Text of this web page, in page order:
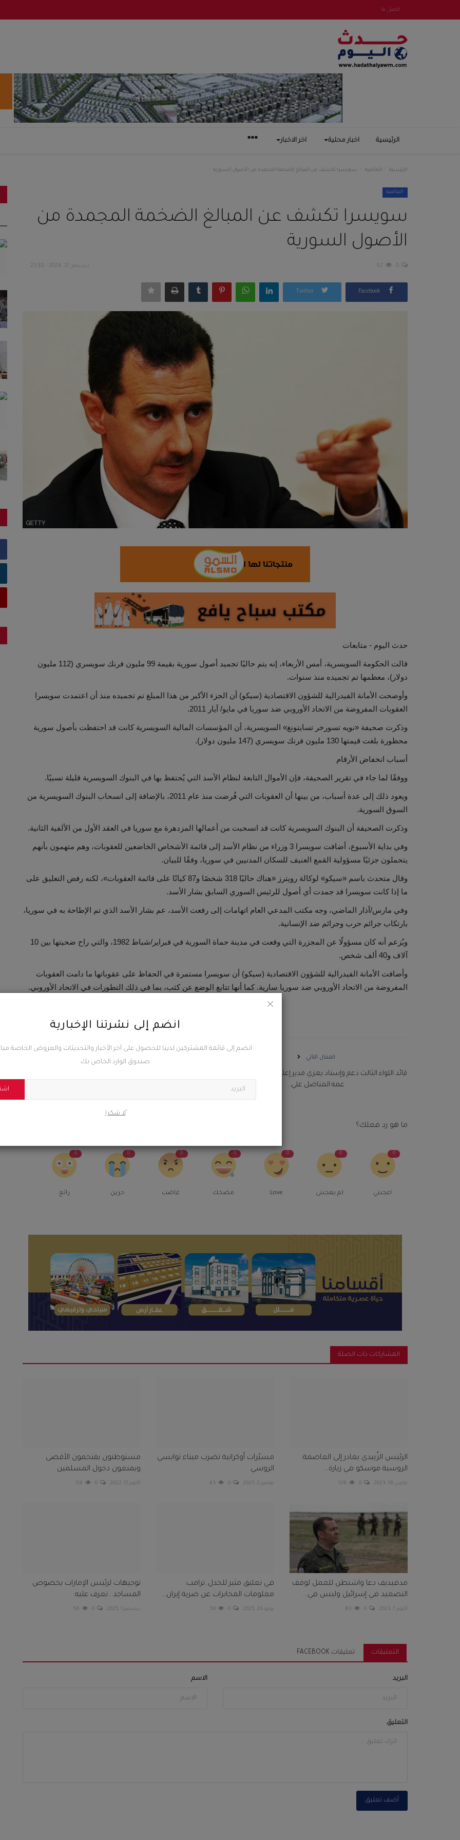
اتصل بنا
الرئيسية اخبار محلية اخر الاخبار
انضم إلى نشرتنا الإخبارية
انضم إلى قائمة المشتركين لدينا للحصول على آخر الأخبار والتحديثات والعروض الخاصة
صندوق الوارد الخاص بك
ًلا شكرا
الرئيسية العالمية سويسرا تكشف عن المبالغ الضخمة المجمدة من الأصول السورية
العالمية
سويسرا تكشف عن المبالغ الضخمة المجمدة من
الأصول السورية
ديسمبر 12, 2024 - 23:38 0
92
Facebook
Twitter
حدث اليوم - متابعات
قالت الحكومة السويسرية، أمس الأربعاء، إنه يتم حاليًا تجميد أصول سورية بقيمة 99 مليون فرنك سويسري (112 مليون
دولار)، معظمها تم تجميده منذ سنوات.
وأوضحت الأمانة الفيدرالية للشؤون الاقتصادية (سيكو) أن الجزء الأكبر من هذا المبلغ تم تجميده منذ أن اعتمدت سويسرا
العقوبات المفروضة من الاتحاد الأوروبي ضد سوريا في مايو/ آيار 2011.
وذكرت صحيفة «نويه تسورخر تسايتونغ» السويسرية، أن المؤسسات المالية السويسرية كانت قد احتفظت بأصول سورية
محظورة بلغت قيمتها 130 مليون فرنك سويسري (147 مليون دولار).
أسباب انخفاض الأرقام
ووفقًا لما جاء في تقرير الصحيفة، فإن الأموال التابعة لنظام الأسد التي يُحتفظ بها في البنوك السويسرية قليلة نسبيًا.
ويعود ذلك إلى عدة أسباب، من بينها أن العقوبات التي فُرضت منذ عام 2011، بالإضافة إلى انسحاب البنوك السويسرية من
السوق السورية.
وذكرت الصحيفة أن البنوك السويسرية كانت قد انسحبت من أعمالها المزدهرة مع سوريا في العقد الأول من الألفية الثانية.
وفي بداية الأسبوع، أضافت سويسرا 3 وزراء من نظام الأسد إلى قائمة الأشخاص الخاضعين للعقوبات، وهم متهمون بأنهم
يتحملون جزئيًا مسؤولية القمع العنيف للسكان المدنيين في سوريا، وفقًا للبيان.
وقال متحدث باسم «سيكو» لوكالة رويترز «هناك حاليًا 318 شخصًا و87 كيانًا على قائمة العقوبات»، لكنه رفض التعليق على
ما إذا كانت سويسرا قد جمدت أي أصول للرئيس السوري السابق بشار الأسد.
وفي مارس/آذار الماضي، وجه مكتب المدعي العام اتهامات إلى رفعت الأسد، عم بشار الأسد الذي تم الإطاحة به في سوريا،
بارتكاب جرائم حرب وجرائم ضد الإنسانية.
ويُزعم أنه كان مسؤولًا عن المجزرة التي وقعت في مدينة حماة السورية في فبراير/شباط 1982، والتي راح ضحيتها بين 10
آلاف و40 ألف شخص.
وأضافت الأمانة الفيدرالية للشؤون الاقتصادية (سيكو) أن سويسرا مستمرة في الحفاظ على عقوباتها ما دامت العقوبات
المفروضة من الاتحاد الأوروبي ضد سوريا سارية. كما أنها تتابع الوضع عن كثب، بما في ذلك التطورات في الاتحاد الأوروبي.
المقال السابق المقال التالي
قائد اللواء الثالث دعم وإسناد يعزي مدير إعلام اللواء في وفاة ابن
عمه المناضل علي...
ما هو رد فعلك؟
0
اعجبني
0
لم يعجبنى
0
Love
0
مضحك
0
غاضب
0
حزين
0
رائع
المشاركات ذات الصلة
الرئيس الزُبيدي يغادر إلى العاصمة
الروسية موسكو في زيارة...
مارس 18, 2023 0
128
مسيّرات أوكرانية تضرب ميناء توابسي
الروسي
نوفمبر 2, 2025 0
43
مستوطنون يقتحمون الأقصى
ويمنعون دخول المسلمين
أكتوبر 17, 2022 0
114
مدفيديف دعا واشنطن للعمل لوقف
التصعيد في إسرائيل وليس في...
أكتوبر 7, 2023 0
83
في تعليق مثير للجدل..ترامب:
معلومات المخابرات عن ضربة إيران...
يونيو 26, 2025 0
50
توجيهات لرئيس الإمارات بخصوص
المساجد ..تعرف عليه
ديسمبر 1, 2025 0
56
التعليقات تعليقات FACEBOOK
الاسم البريد
التعليق
أضف تعليق